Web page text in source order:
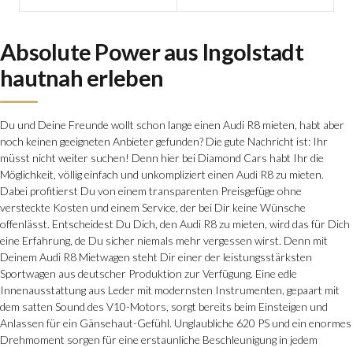
Absolute Power aus Ingolstadt
hautnah erleben
Du und Deine Freunde wollt schon lange einen Audi R8 mieten, habt aber
noch keinen geeigneten Anbieter gefunden? Die gute Nachricht ist: Ihr
müsst nicht weiter suchen! Denn hier bei Diamond Cars habt Ihr die
Möglichkeit, völlig einfach und unkompliziert einen Audi R8 zu mieten.
Dabei profitierst Du von einem transparenten Preisgefüge ohne
versteckte Kosten und einem Service, der bei Dir keine Wünsche
offenlässt. Entscheidest Du Dich, den Audi R8 zu mieten, wird das für Dich
eine Erfahrung, de Du sicher niemals mehr vergessen wirst. Denn mit
Deinem Audi R8 Mietwagen steht Dir einer der leistungsstärksten
Sportwagen aus deutscher Produktion zur Verfügung. Eine edle
Innenausstattung aus Leder mit modernsten Instrumenten, gepaart mit
dem satten Sound des V10-Motors, sorgt bereits beim Einsteigen und
Anlassen für ein Gänsehaut-Gefühl. Unglaubliche 620 PS und ein enormes
Drehmoment sorgen für eine erstaunliche Beschleunigung in jedem